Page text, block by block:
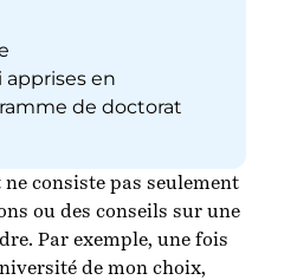
apprises en
de doctorat
consiste pas seulement
ou des conseils sur une
Par exemple, une fois
de mon choix,